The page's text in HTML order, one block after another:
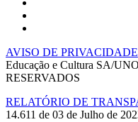
AVISO DE PRIVACIDADE
Educação e Cultura SA/
RESERVADOS
RELATÓRIO DE
14.611 de 03 de Julho de